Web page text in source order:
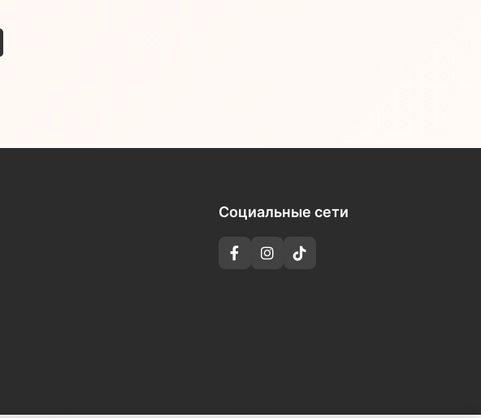
Социальные сети